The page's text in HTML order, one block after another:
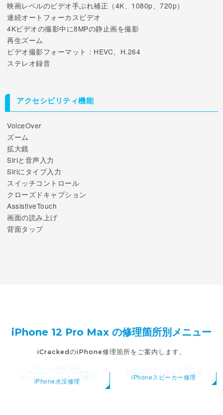
映画レベルのビデオ手ぶれ補正（4K、1080p、720p）
連続オートフォーカスビデオ
4Kビデオの撮影中に8MPの静止画を撮影
再生ズーム
ビデオ撮影フォーマット：HEVC、H.264
ステレオ録音
アクセシビリティ機能
VoiceOver
ズーム
拡大鏡
Siriと音声入力
Siriにタイプ入力
スイッチコントロール
クローズドキャプション
AssistiveTouch
画面の読み上げ
背面タップ
iPhone 12 Pro Max の修理箇所別メニュー
iCrackedのiPhone修理箇所をご案内します。
iPhone画面修理 iPhoneバッテリー交換
iPhoneリアカメラ修理 iPhoneフロントカメラ修理
iPhoneドックコネクタ修理 iPhoneスピーカー修理
iPhone水没修理